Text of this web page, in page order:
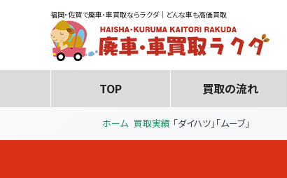
福岡・佐賀で廃車・車買取ならラクダ｜どんな車も高価買取
TOP 買取の流れ
ホーム 買取実績 「ダイハツ」「ムーブ」